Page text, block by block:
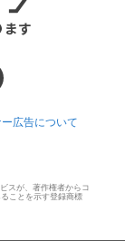
広告について
スが、著作権者からコ
ことを示す登録商標